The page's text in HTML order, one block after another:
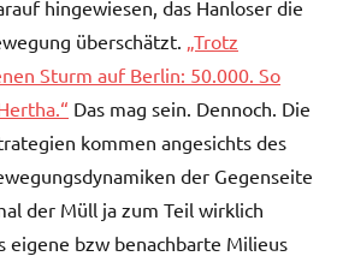
hingewiesen, das Hanloser die
überschätzt. „Trotz
Sturm auf Berlin: 50.000. So
Das mag sein. Dennoch. Die
kommen angesichts des
der Gegenseite
der Müll ja zum Teil wirklich
eigene bzw benachbarte Milieus